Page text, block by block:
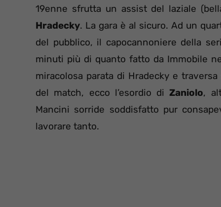
19enne sfrutta un assist del laziale
Hradecky. La gara è al sicuro. Ad un
del pubblico, il capocannoniere della
minuti più di quanto fatto da Immobile
miracolosa parata di Hradecky e
del match, ecco l’esordio diZaniolo,
Mancini sorride soddisfatto pur
lavorare tanto.